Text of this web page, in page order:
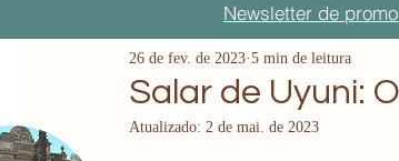
Newsletter de
Salar de Uyuni:
26 de fev. de 2023 5 min de leitura
Atualizado: 2 de mai. de 2023